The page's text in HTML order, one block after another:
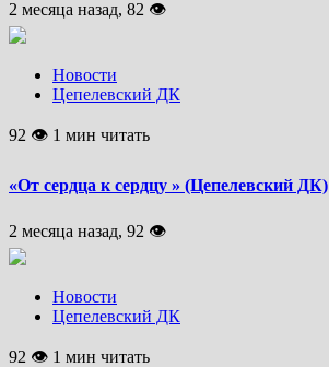
2 месяца назад, 82 👁
Новости
Цепелевский ДК
92 👁 1 мин читать
«От сердца к сердцу » (Цепелевский ДК)
2 месяца назад, 92 👁
Новости
Цепелевский ДК
92 👁 1 мин читать